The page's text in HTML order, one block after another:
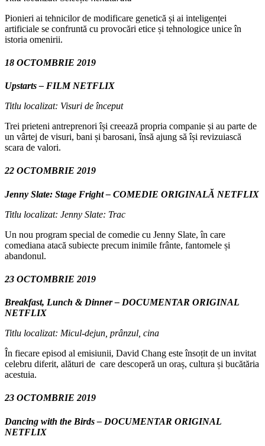
Pionieri ai tehnicilor de modificare genetică și ai inteligenței
artificiale se confruntă cu provocări etice și tehnologice unice în
istoria omenirii.
18 OCTOMBRIE 2019
Upstarts – FILM NETFLIX
Titlu localizat: Visuri de început
Trei prieteni antreprenori își creează propria companie și au parte de
un vârtej de visuri, bani și barosani, însă ajung să își revizuiască
scara de valori.
22 OCTOMBRIE 2019
Jenny Slate: Stage Fright – COMEDIE ORIGINALĂ NETFLIX
Titlu localizat: Jenny Slate: Trac
Un nou program special de comedie cu Jenny Slate, în care
comediana atacă subiecte precum inimile frânte, fantomele și
abandonul.
23 OCTOMBRIE 2019
Breakfast, Lunch & Dinner – DOCUMENTAR ORIGINAL
NETFLIX
Titlu localizat: Micul-dejun, prânzul, cina
În fiecare episod al emisiunii, David Chang este însoțit de un invitat
celebru diferit, alături de care descoperă un oraș, cultura și bucătăria
acestuia.
23 OCTOMBRIE 2019
Dancing with the Birds – DOCUMENTAR ORIGINAL
NETFLIX